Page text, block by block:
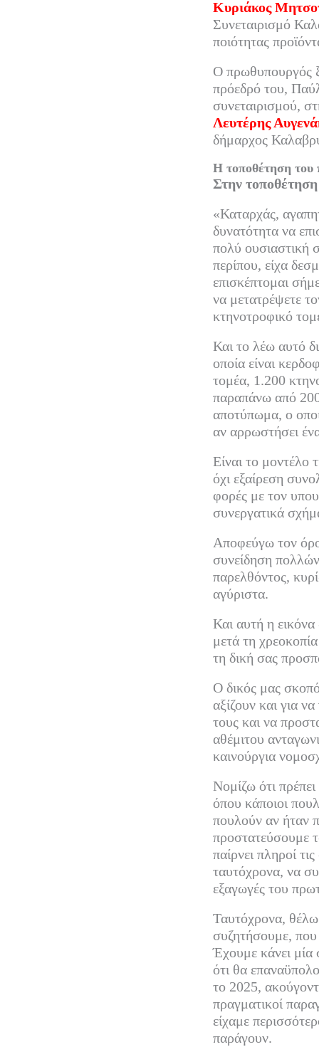
ok r
Κυριάκος
Συνεταιρισμό
ποιότητας
Ο πρωθυπουργός
πρόεδρό του,
συνεταιρισμού,
Λευτέρης
δήμαρχος
Η τοποθέτηση του
Στην
«Καταρχάς,
δυνατότητα να
πολύ ουσιαστική
περίπου, είχα
επισκέπτομαι
να μετατρέψετε
κτηνοτροφικό
Και το λέω αυτό
οποία είναι
τομέα, 1.200
παραπάνω από 200
αποτύπωμα, ο
αν αρρωστήσει
Είναι το μοντέλο
όχι εξαίρεση
φορές με τον
συνεργατικά
Αποφεύγω τον όρο
συνείδηση πολλών
παρελθόντος,
αγύριστα.
Και αυτή η εικόνα
μετά τη
τη δική σας
Ο δικός μας
αξίζουν και για
τους και να
αθέμιτου
καινούργια
Νομίζω ότι
όπου κάποιοι
πουλούν αν ήταν
προστατεύσουμε
παίρνει πληροί
ταυτόχρονα, να
εξαγωγές του
Ταυτόχρονα, θέλω
συζητήσουμε,
Έχουμε κάνει μία
ότι θα
το 2025,
πραγματικοί
είχαμε
παράγουν.